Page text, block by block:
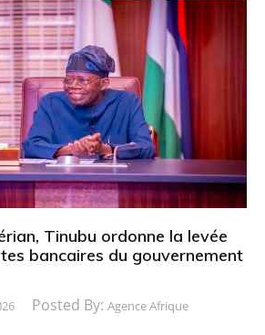
Tinubu ordonne la levée
bancaires du gouvernement
Posted By: Agence Afrique